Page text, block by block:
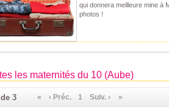
qui donnera meilleure mine à
photos !
les maternités du 10 (Aube)
3 « ‹ Préc. 1 Suiv. › »